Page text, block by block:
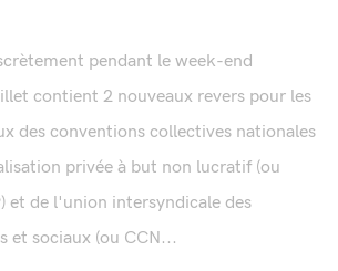
pendant le week-end
contient 2 nouveaux revers pour les
des conventions collectives nationales
privée à but non lucratif (ou
et de l'union intersyndicale des
et sociaux (ou CCN...